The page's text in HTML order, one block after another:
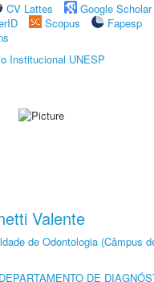
CV Lattes
Google Scholar
Scopus
Fapesp
Institucional UNESP
Valente
de Odontologia (Câmpus
DEPARTAMENTO DE